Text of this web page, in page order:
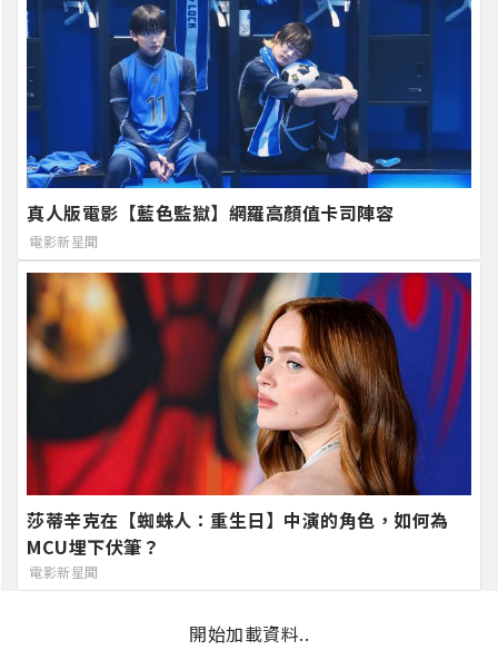
真人版電影【藍色監獄】網羅高顏值卡司陣容
電影新星聞
莎蒂辛克在【蜘蛛人：重生日】中演的角色，如何為
MCU埋下伏筆？
電影新星聞
開始加載資料..